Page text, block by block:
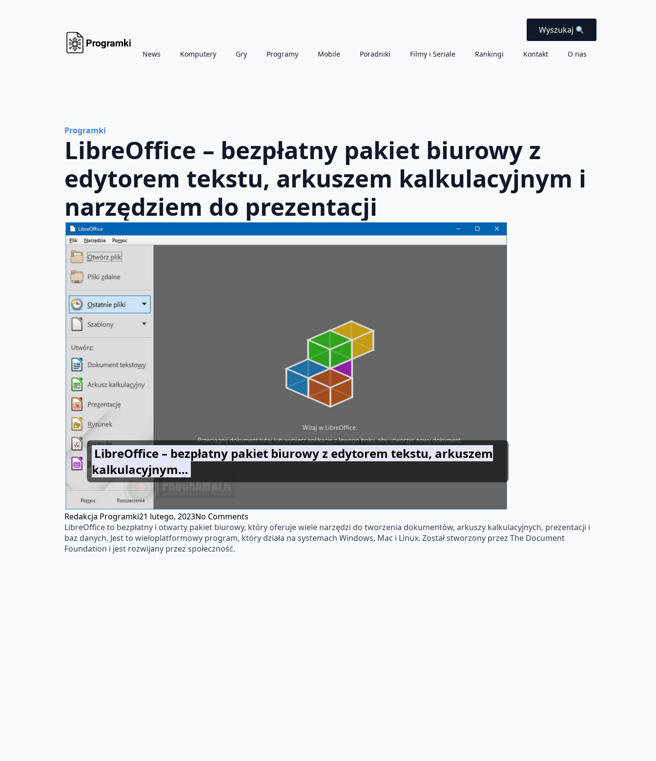
Wyszukaj
News Komputery Gry Programy Mobile Poradniki Filmy i Seriale Rankingi Kontakt O nas
Programki
LibreOffice – bezpłatny pakiet biurowy z
edytorem tekstu, arkuszem kalkulacyjnym i
narzędziem do prezentacji
LibreOffice – bezpłatny pakiet biurowy z edytorem tekstu, arkuszem
kalkulacyjnym…
Redakcja Programki21 lutego, 2023No Comments
LibreOffice to bezpłatny i otwarty pakiet biurowy, który oferuje wiele narzędzi do tworzenia dokumentów, arkuszy kalkulacyjnych, prezentacji i
baz danych. Jest to wieloplatformowy program, który działa na systemach Windows, Mac i Linux. Został stworzony przez The Document
Foundation i jest rozwijany przez społeczność.